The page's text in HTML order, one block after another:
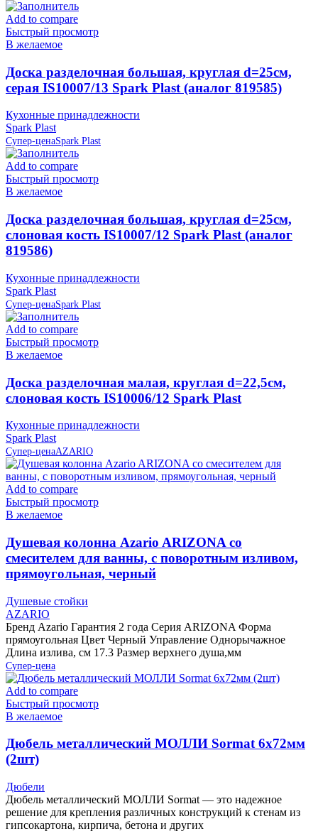
Add to compare
Быстрый просмотр
В желаемое
Доска разделочная большая, круглая d=25см,
серая IS10007/13 Spark Plast (аналог 819585)
Кухонные принадлежности
Spark Plast
Супер-ценаSpark Plast
Add to compare
Быстрый просмотр
В желаемое
Доска разделочная большая, круглая d=25см,
слоновая кость IS10007/12 Spark Plast (аналог
819586)
Кухонные принадлежности
Spark Plast
Супер-ценаSpark Plast
Add to compare
Быстрый просмотр
В желаемое
Доска разделочная малая, круглая d=22,5см,
слоновая кость IS10006/12 Spark Plast
Кухонные принадлежности
Spark Plast
Супер-ценаAZARIO
Add to compare
Быстрый просмотр
В желаемое
Душевая колонна Azario ARIZONA со
смесителем для ванны, с поворотным изливом,
прямоугольная, черный
Душевые стойки
AZARIO
Бренд Azario Гарантия 2 года Серия ARIZONA Форма
прямоугольная Цвет Черный Управление Однорычажное
Длина излива, см 17.3 Размер верхнего душа,мм
Супер-цена
Add to compare
Быстрый просмотр
В желаемое
Дюбель металлический МОЛЛИ Sormat 6х72мм
(2шт)
Дюбели
Дюбель металлический МОЛЛИ Sormat — это надежное
решение для крепления различных конструкций к стенам из
гипсокартона, кирпича, бетона и других